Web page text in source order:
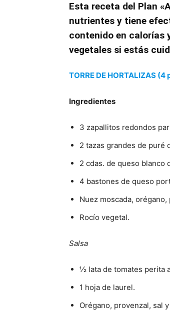
Esta receta del Plan
nutrientes y tiene
contenido en calorías
vegetales si estás
TORRE DE HORTALIZAS (4
Ingredientes
3 zapallitos redondos
2 tazas grandes de puré
2 cdas. de queso blanco
4 bastones de queso
Nuez moscada,
Rocío vegetal.
Salsa
½ lata de tomates perita
1 hoja de laurel.
Orégano, provenzal, sal